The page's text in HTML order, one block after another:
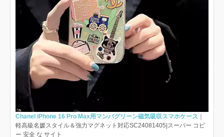
Chanel iPhone 16 Pro Max用マンバグリーン磁気吸収スマホケース
軽高級名媛スタイル＆強力マグネット対応SC24081405|スーパー コピ
ー 安全 な サイト